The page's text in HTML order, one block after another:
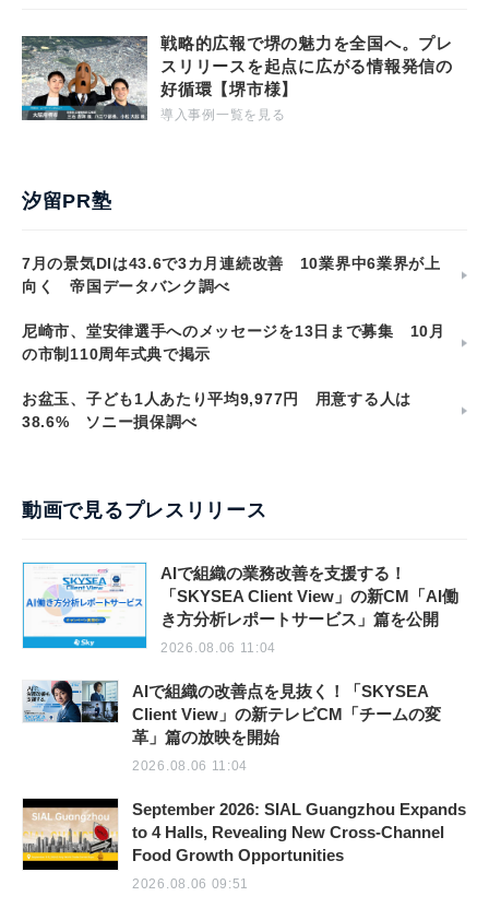
戦略的広報で堺の魅力を全国へ。プレ
スリリースを起点に広がる情報発信の
好循環【堺市様】
導入事例一覧を見る
汐留PR塾
7月の景気DIは43.6で3カ月連続改善 10業界中6業界が上
向く 帝国データバンク調べ
尼崎市、堂安律選手へのメッセージを13日まで募集 10月
の市制110周年式典で掲示
お盆玉、子ども1人あたり平均9,977円 用意する人は
38.6% ソニー損保調べ
動画で見るプレスリリース
AIで組織の業務改善を支援する！
「SKYSEA Client View」の新CM「AI働
き方分析レポートサービス」篇を公開
2026.08.06 11:04
AIで組織の改善点を見抜く！「SKYSEA
Client View」の新テレビCM「チームの変
革」篇の放映を開始
2026.08.06 11:04
September 2026: SIAL Guangzhou Expands
to 4 Halls, Revealing New Cross-Channel
Food Growth Opportunities
2026.08.06 09:51